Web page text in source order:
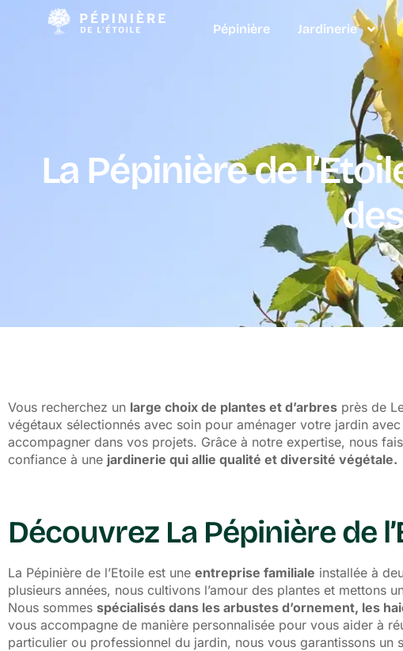
Pépinière Jardinerie
La Pépinière de
Vous recherchez un large choix de plantes et d’arbres près de
végétaux sélectionnés avec soin pour aménager votre jardin
accompagner dans vos projets. Grâce à notre expertise, nous
confiance à une jardinerie qui allie qualité et diversité végétale.
Découvrez La Pépinière de
La Pépinière de l’Etoile est une entreprise familiale installée à
plusieurs années, nous cultivons l’amour des plantes et mettons
Nous sommes spécialisés dans les arbustes d’ornement, les
vous accompagne de manière personnalisée pour vous aider à
particulier ou professionnel du jardin, nous vous garantissons un